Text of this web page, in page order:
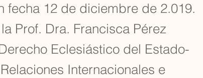
fecha 12 de diciembre de 2.019.
Prof. Dra. Francisca Pérez
Eclesiástico del Estado-
Internacionales e